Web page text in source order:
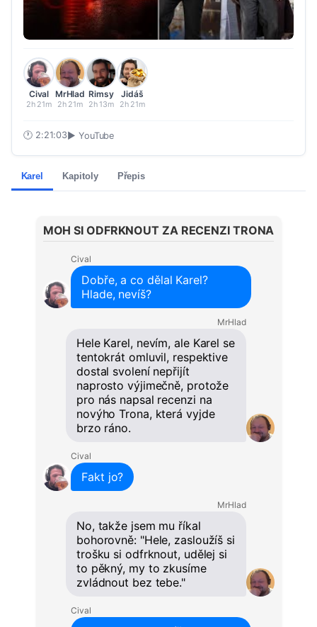
Cival
2h 21m
MrHlad
2h 21m
Rimsy
2h 13m
Jidáš
2h 21m
🕐 2:21:03▶ YouTube
Karel Kapitoly Přepis
MOH SI ODFRKNOUT ZA RECENZI TRONA
Cival
Dobře, a co dělal Karel?
Hlade, nevíš?
MrHlad
Hele Karel, nevím, ale Karel se
tentokrát omluvil, respektive
dostal svolení nepřijít
naprosto výjimečně, protože
pro nás napsal recenzi na
novýho Trona, která vyjde
brzo ráno.
Cival
Fakt jo?
MrHlad
No, takže jsem mu říkal
bohorovně: "Hele, zasloužíš si
trošku si odfrknout, udělej si
to pěkný, my to zkusíme
zvládnout bez tebe."
Cival